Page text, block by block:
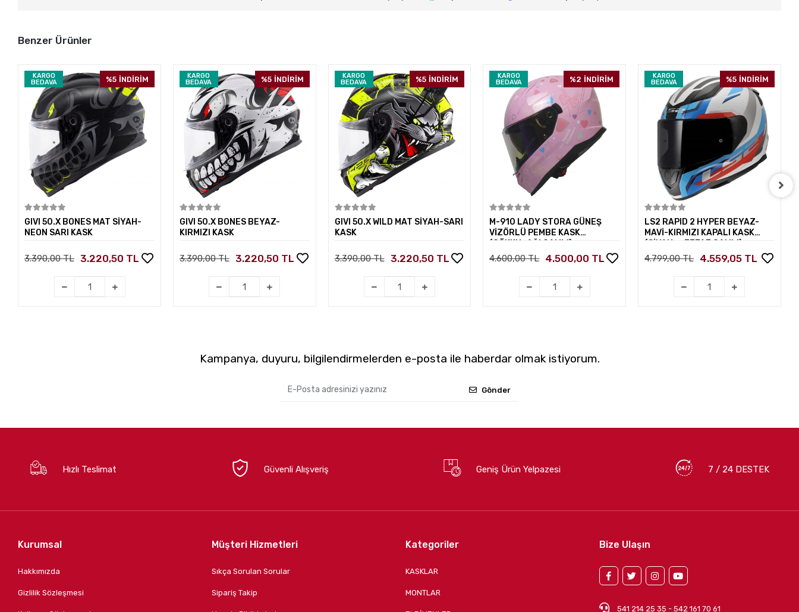
Benzer Ürünler
KARGO
BEDAVA
%5 İNDİRİM
GIVI 50.X BONES MAT SİYAH-
NEON SARI KASK
3.390,00 TL 3.220,50 TL
KARGO
BEDAVA
%5 İNDİRİM
GIVI 50.X BONES BEYAZ-
KIRMIZI KASK
3.390,00 TL 3.220,50 TL
KARGO
BEDAVA
%5 İNDİRİM
GIVI 50.X WILD MAT SİYAH-SARI
KASK
3.390,00 TL 3.220,50 TL
KARGO
BEDAVA
%2 İNDİRİM
M-910 LADY STORA GÜNEŞ
VİZÖRLÜ PEMBE KASK
(GÖKKUŞAĞI CAMLI)
4.600,00 TL 4.500,00 TL
KARGO
BEDAVA
%5 İNDİRİM
LS2 RAPID 2 HYPER BEYAZ-
MAVİ-KIRMIZI KAPALI KASK
(SİYAH+ŞEFFAF CAMLI)
4.799,00 TL 4.559,05 TL
Kampanya, duyuru, bilgilendirmelerden e-posta ile haberdar olmak istiyorum.
Gönder
Hızlı Teslimat Güvenli Alışveriş Geniş Ürün Yelpazesi 7 / 24 DESTEK
Kurumsal
Hakkımızda
Gizlilik Sözleşmesi
Müşteri Hizmetleri
Sıkça Sorulan Sorular
Sipariş Takip
Kategoriler
KASKLAR
MONTLAR
Bize Ulaşın
541 214 25 35 - 542 161 70 61